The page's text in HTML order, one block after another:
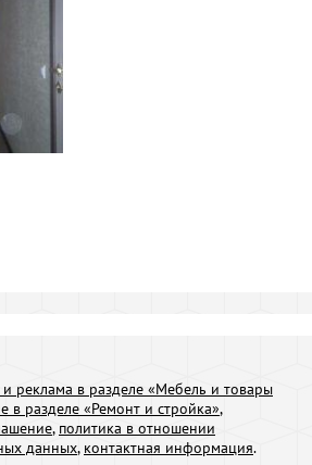
реклама в разделе «Мебель и товары
в разделе «Ремонт и стройка»,
, политика в отношении
данных, контактная информация.